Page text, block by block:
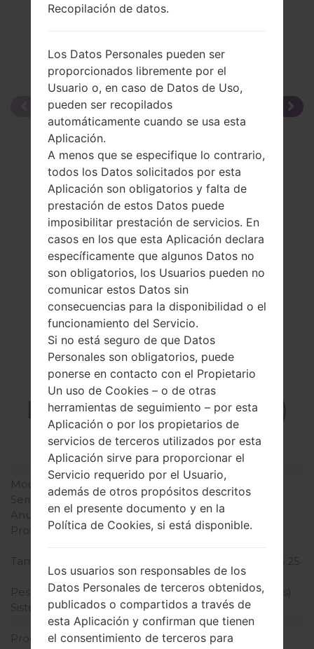
La especificación
LGH440V(LGH440V)
akaLG Spirit LTE
Modelo y sus características
Modelo
LGH440V
Serie
LG Spirit LTE
Anunciado
Marzo, 2015
Profundidad
9.95 milímetros (0.39
Tamaño (dimensiones)
133.3 x 66.1 milímetros (5.25
x 2.60 pulgadas)
Peso
124.4 gramos (4.37 onzas)
Sistema de operación
Android 5.0.x Lollipop
Hardware
Procesador
1.2 GHz Cortex-A53
Recopilación de datos.
Los Datos Personales pueden ser
proporcionados libremente por el
Usuario o, en caso de Datos de Uso,
pueden ser recopilados
automáticamente cuando se usa esta
Aplicación.
A menos que se especifique lo contrario,
todos los Datos solicitados por esta
Aplicación son obligatorios y falta de
prestación de estos Datos puede
imposibilitar prestación de servicios. En
casos en los que esta Aplicación declara
específicamente que algunos Datos no
son obligatorios, los Usuarios pueden no
comunicar estos Datos sin
consecuencias para la disponibilidad o el
funcionamiento del Servicio.
Si no está seguro de que Datos
Personales son obligatorios, puede
ponerse en contacto con el Propietario
Un uso de Cookies – o de otras
herramientas de seguimiento – por esta
Aplicación o por los propietarios de
servicios de terceros utilizados por esta
Aplicación sirve para proporcionar el
Servicio requerido por el Usuario,
además de otros propósitos descritos
en el presente documento y en la
Política de Cookies, si está disponible.
Los usuarios son responsables de los
Datos Personales de terceros obtenidos,
publicados o compartidos a través de
esta Aplicación y confirman que tienen
el consentimiento de terceros para